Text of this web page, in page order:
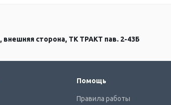
сторона, ТК ТРАКТ пав. 2-43Б
Помощь
Правила работы